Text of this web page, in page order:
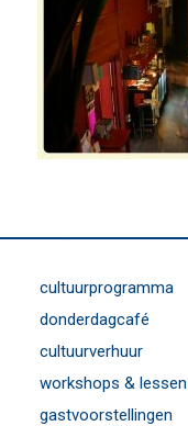
cultuurprogramma
donderdagcafé
cultuurverhuur
workshops & lessen
gastvoorstellingen